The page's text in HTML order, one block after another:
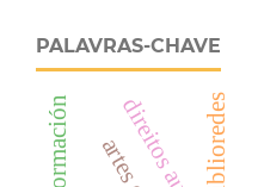
PALAVRAS-CHAVE
biblioredes